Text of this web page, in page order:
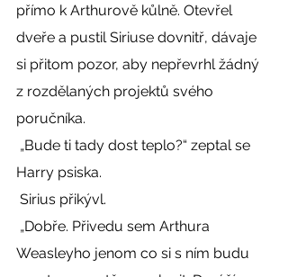
přímo k Arthurově kůlně. Otevřel
dveře a pustil Siriuse dovnitř, dávaje
si přitom pozor, aby nepřevrhl žádný
z rozdělaných projektů svého
poručníka.
Harry psiska.
Sirius přikývl.
Weasleyho jenom co si s ním budu